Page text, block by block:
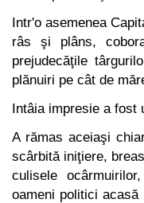
Intr'o asemenea
râs şi plâns,
prejudecăţile
plănuiri pe cât de
Intâia impresie a fost
A rămas aceiaşi
scârbită iniţiere,
culisele
oameni po­litici